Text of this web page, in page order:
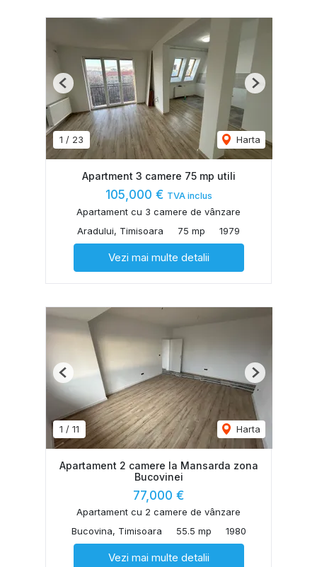
1 / 23 Harta
Previous Next
Apartment 3 camere 75 mp utili
105,000 € TVA inclus
Apartament cu 3 camere de vânzare
Aradului, Timisoara
75 mp 1979
Vezi mai multe detalii
1 / 11 Harta
Previous Next
Apartament 2 camere la Mansarda zona
Bucovinei
77,000 €
Apartament cu 2 camere de vânzare
Bucovina, Timisoara
55.5 mp 1980
Vezi mai multe detalii